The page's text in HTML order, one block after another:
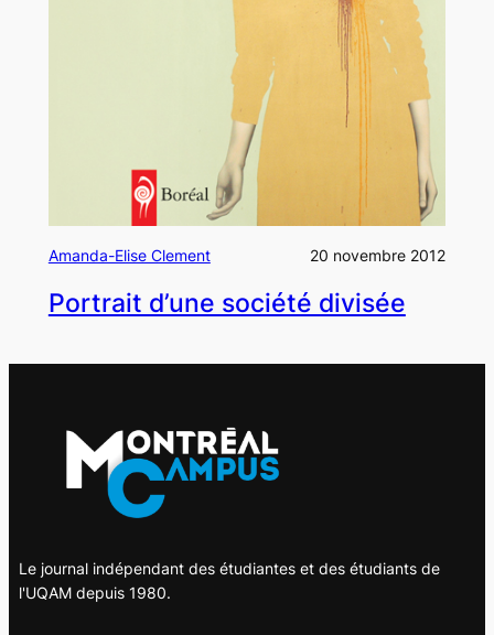
Amanda-Elise Clement 20 novembre 2012
Portrait d’une société divisée
Le journal indépendant des étudiantes et des étudiants de
l'UQAM depuis 1980.